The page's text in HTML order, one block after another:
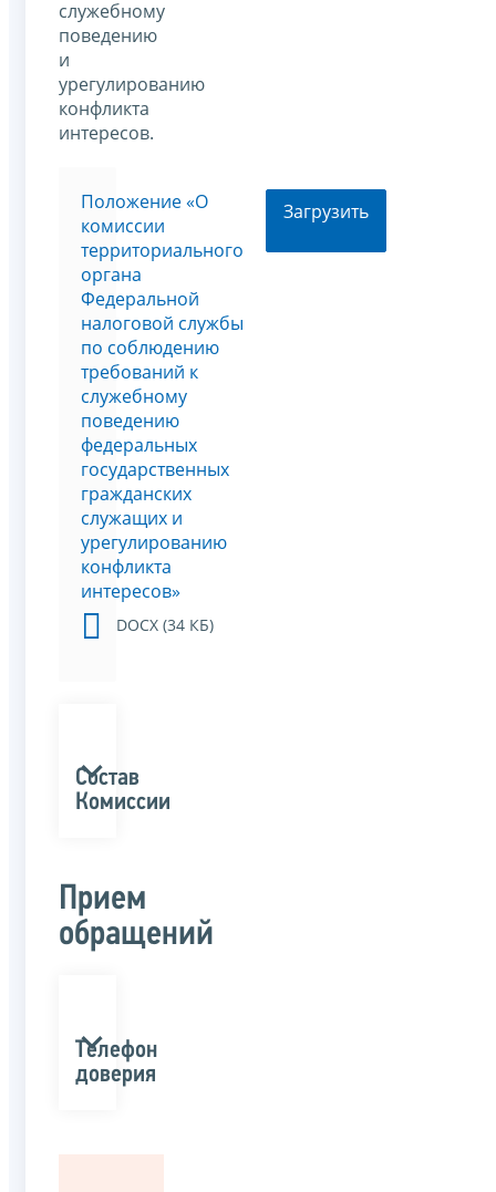
служебному
поведению
и
урегулированию
конфликта
интересов.
Положение «О
комиссии
территориального
органа
Федеральной
налоговой службы
по соблюдению
требований к
служебному
поведению
федеральных
государственных
гражданских
служащих и
урегулированию
конфликта
интересов»
DOCX (34 КБ)
Загрузить
Состав
Комиссии
Прием
обращений
Телефон
доверия